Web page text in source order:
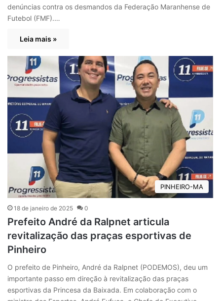
denúncias contra os desmandos da Federação Maranhense de
Futebol (FMF).…
Leia mais »
PINHEIRO-MA
18 de janeiro de 2025 0
Prefeito André da Ralpnet articula
revitalização das praças esportivas de
Pinheiro
O prefeito de Pinheiro, André da Ralpnet (PODEMOS), deu um
importante passo em direção à revitalização das praças
esportivas da Princesa da Baixada. Em colaboração com o